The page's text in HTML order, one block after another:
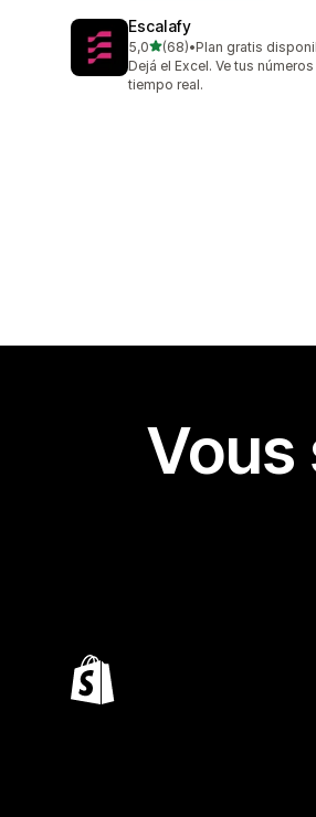
Escalafy
5,0étoile(s) sur 5
(68)
68 avis au total
•Plan gratis
Dejá el Excel. Ve tus
tiempo real.
Vous